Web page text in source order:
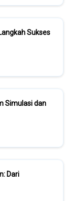
Sukses
Simulasi dan
Dari